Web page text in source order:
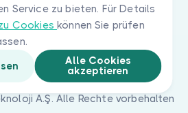
Service zu bieten. Für Details
Cookieskönnen Sie prüfen
Alle Cookies
akzeptieren
A.Ş. Alle Rechte vorbehalten